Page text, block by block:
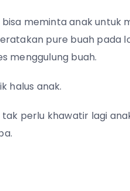
meminta anak untuk
pure buah pada
menggulung buah.
halus anak.
perlu khawatir lagi